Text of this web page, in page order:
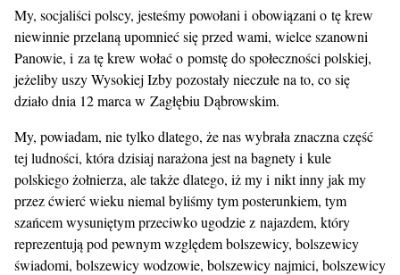
My, socjaliści polscy, jesteśmy powołani i obowiązani o tę krew
niewinnie przelaną upomnieć się przed wami, wielce szanowni
Panowie, i za tę krew wołać o pomstę do społeczności polskiej,
jeżeliby uszy Wysokiej Izby pozostały nieczułe na to, co się
działo dnia 12 marca w Zagłębiu Dąbrowskim.
My, powiadam, nie tylko dlatego, że nas wybrała znaczna część
tej ludności, która dzisiaj narażona jest na bagnety i kule
polskiego żołnierza, ale także dlatego, iż my i nikt inny jak my
przez ćwierć wieku niemal byliśmy tym posterunkiem, tym
szańcem wysuniętym przeciwko ugodzie z najazdem, który
reprezentują pod pewnym względem bolszewicy, bolszewicy
świadomi, bolszewicy wodzowie, bolszewicy najmici, bolszewicy